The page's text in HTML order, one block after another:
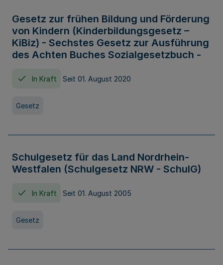
Gesetz zur frühen Bildung und Förderung
von Kindern (Kinderbildungsgesetz –
KiBiz) - Sechstes Gesetz zur Ausführung
des Achten Buches Sozialgesetzbuch -
In Kraft Seit 01. August 2020
Gesetz
Schulgesetz für das Land Nordrhein-
Westfalen (Schulgesetz NRW - SchulG)
In Kraft Seit 01. August 2005
Gesetz